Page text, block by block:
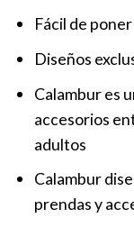
Fácil de
Diseños
Calambur es
accesorios
adultos
Calambur
prendas y